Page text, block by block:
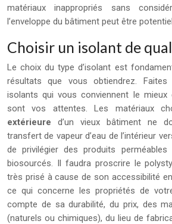
matériaux inappropriés sans
l’enveloppe du bâtiment peut être
Choisir un isolant de
Le choix du type d’isolant est
résultats que vous obtiendrez.
isolants qui vous conviennent le mieux
sont vos attentes. Les matériaux
extérieure d’un vieux bâtiment ne
transfert de vapeur d’eau de l’intérieur
de privilégier des produits
biosourcés. Il faudra proscrire le
très prisé à cause de son accessibilité
ce qui concerne les propriétés de
compte de sa durabilité, du prix, des
(naturels ou chimiques), du lieu de